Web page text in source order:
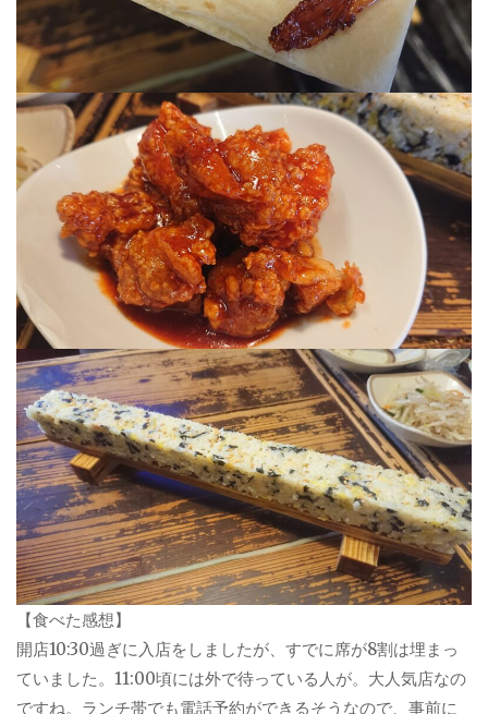
【食べた感想】
開店10:30過ぎに入店をしましたが、すでに席が8割は埋まっ
ていました。11:00頃には外で待っている人が。大人気店なの
ですね。ランチ帯でも電話予約ができるそうなので、事前に